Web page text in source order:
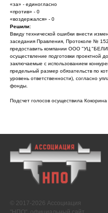
«за» - единогласно
«против» - 0
«воздержался» - 0
Решили:
Ввиду технической ошибки внести
заседания Правления, Протоколе №
предоставить компании ООО "УЦ
осуществление подготовки проектной
заключаемые с использованием
предельный размер обязательств по
уровень ответственности), согласно
фонды.
Подсчет голосов осуществила
© 2017-2026 Ассоциация